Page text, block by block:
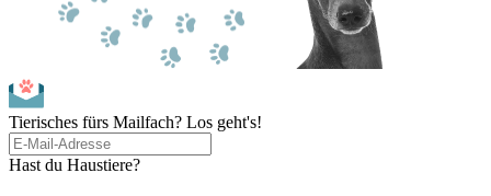
Tierisches fürs Mailfach? Los geht's!
Hast du Haustiere?